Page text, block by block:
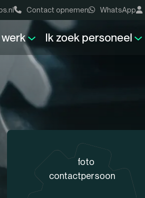
Contact opnemen WhatsApp
werk Ik zoek personeel